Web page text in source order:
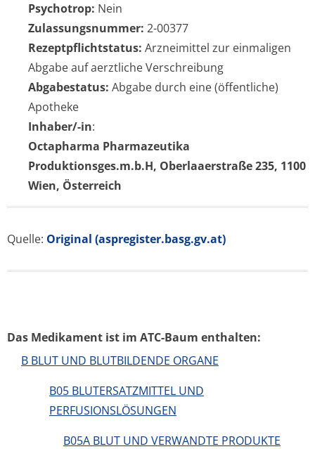
Psychotrop: Nein
Zulassungsnummer: 2-00377
Rezeptpflichtstatus: Arzneimittel zur einmaligen
Abgabe auf aerztliche Verschreibung
Abgabestatus: Abgabe durch eine (öffentliche)
Apotheke
Inhaber/-in:
Octapharma Pharmazeutika
Produktionsges.m.b.H, Oberlaaerstraße 235, 1100
Wien, Österreich
Quelle: Original (aspregister.basg.gv.at)
Das Medikament ist im ATC-Baum enthalten:
B BLUT UND BLUTBILDENDE ORGANE
B05 BLUTERSATZMITTEL UND
PERFUSIONSLÖSUNGEN
B05A BLUT UND VERWANDTE PRODUKTE